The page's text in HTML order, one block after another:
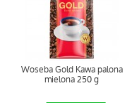
Woseba Gold Kawa palona
mielona 250 g